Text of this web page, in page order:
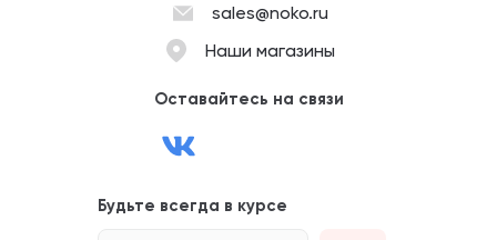
sales@noko.ru
Наши магазины
Оставайтесь на связи
Будьте всегда в курсе